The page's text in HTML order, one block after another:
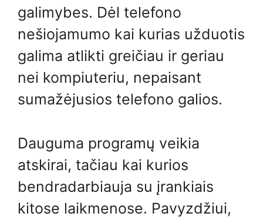
galimybes. Dėl telefono
nešiojamumo kai kurias užduotis
galima atlikti greičiau ir geriau
nei kompiuteriu, nepaisant
sumažėjusios telefono galios.
Dauguma programų veikia
atskirai, tačiau kai kurios
bendradarbiauja su įrankiais
kitose laikmenose. Pavyzdžiui,